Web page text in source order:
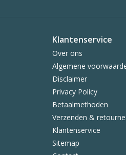
Klantenservice
Over ons
Algemene
Disclaimer
Privacy Policy
Betaalmethoden
Verzenden &
Klantenservice
Sitemap